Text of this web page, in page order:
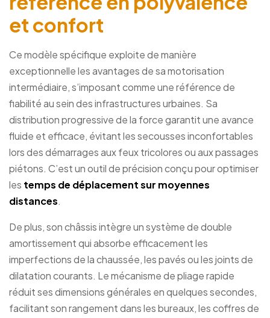
et confort
Ce modèle spécifique exploite de manière
exceptionnelle les avantages de sa motorisation
intermédiaire, s’imposant comme une référence de
fiabilité au sein des infrastructures urbaines. Sa
distribution progressive de la force garantit une avance
fluide et efficace, évitant les secousses inconfortables
lors des démarrages aux feux tricolores ou aux passages
piétons. C’est un outil de précision conçu pour optimiser
les temps de déplacement sur moyennes
distances.
De plus, son châssis intègre un système de double
amortissement qui absorbe efficacement les
imperfections de la chaussée, les pavés ou les joints de
dilatation courants. Le mécanisme de pliage rapide
réduit ses dimensions générales en quelques secondes,
facilitant son rangement dans les bureaux, les coffres de